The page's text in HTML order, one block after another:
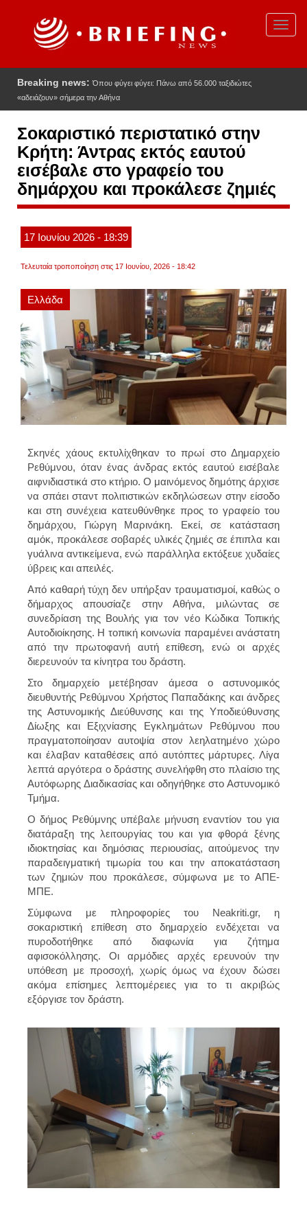
Breaking news:Όπου φύγει φύγει: Πάνω από 56.000 ταξιδιώτες
«αδειάζουν» σήμερα την Αθήνα
Σοκαριστικό περιστατικό στην
Κρήτη: Άντρας εκτός εαυτού
εισέβαλε στο γραφείο του
δημάρχου και προκάλεσε ζημιές
17 Ιουνίου 2026 - 18:39
Τελευταία τροποποίηση στις 17 Ιουνίου, 2026 - 18:42
Ελλάδα
Σκηνές χάους εκτυλίχθηκαν το πρωί στο Δημαρχείο
Ρεθύμνου, όταν ένας άνδρας εκτός εαυτού εισέβαλε
αιφνιδιαστικά στο κτήριο. Ο μαινόμενος δημότης άρχισε
να σπάει σταντ πολιτιστικών εκδηλώσεων στην είσοδο
και στη συνέχεια κατευθύνθηκε προς το γραφείο του
δημάρχου, Γιώργη Μαρινάκη. Εκεί, σε κατάσταση
αμόκ, προκάλεσε σοβαρές υλικές ζημιές σε έπιπλα και
γυάλινα αντικείμενα, ενώ παράλληλα εκτόξευε χυδαίες
ύβρεις και απειλές.
Από καθαρή τύχη δεν υπήρξαν τραυματισμοί, καθώς ο
δήμαρχος απουσίαζε στην Αθήνα, μιλώντας σε
συνεδρίαση της Βουλής για τον νέο Κώδικα Τοπικής
Αυτοδιοίκησης. Η τοπική κοινωνία παραμένει ανάστατη
από την πρωτοφανή αυτή επίθεση, ενώ οι αρχές
διερευνούν τα κίνητρα του δράστη.
Στο δημαρχείο μετέβησαν άμεσα ο αστυνομικός
διευθυντής Ρεθύμνου Χρήστος Παπαδάκης και άνδρες
της Αστυνομικής Διεύθυνσης και της Υποδιεύθυνσης
Δίωξης και Εξιχνίασης Εγκλημάτων Ρεθύμνου που
πραγματοποίησαν αυτοψία στον λεηλατημένο χώρο
και έλαβαν καταθέσεις από αυτόπτες μάρτυρες. Λίγα
λεπτά αργότερα ο δράστης συνελήφθη στο πλαίσιο της
Αυτόφωρης Διαδικασίας και οδηγήθηκε στο Αστυνομικό
Τμήμα.
Ο δήμος Ρεθύμνης υπέβαλε μήνυση εναντίον του για
διατάραξη της λειτουργίας του και για φθορά ξένης
ιδιοκτησίας και δημόσιας περιουσίας, αιτούμενος την
παραδειγματική τιμωρία του και την αποκατάσταση
των ζημιών που προκάλεσε, σύμφωνα με το ΑΠΕ-
ΜΠΕ.
Σύμφωνα με πληροφορίες του Neakriti.gr, η
σοκαριστική επίθεση στο δημαρχείο ενδέχεται να
πυροδοτήθηκε από διαφωνία για ζήτημα
αφισοκόλλησης. Οι αρμόδιες αρχές ερευνούν την
υπόθεση με προσοχή, χωρίς όμως να έχουν δώσει
ακόμα επίσημες λεπτομέρειες για το τι ακριβώς
εξόργισε τον δράστη.